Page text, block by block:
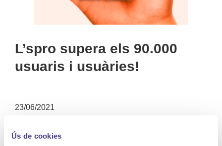
Ús de cookies
L’spro supera els 90.000
usuaris i usuàries!
23/06/2021
Cada dia sou més els i les professionals que utilitzeu